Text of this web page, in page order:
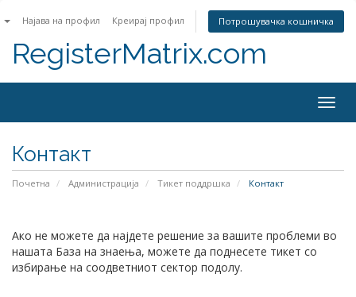
Најава на профил Креирај профил Потрошувачка кошничка
RegisterMatrix.com
Контакт
Почетна Администрација Тикет поддршка Контакт
Ако не можете да најдете решение за вашите проблеми во
нашата База на знаења, можете да поднесете тикет со
избирање на соодветниот сектор подолу.